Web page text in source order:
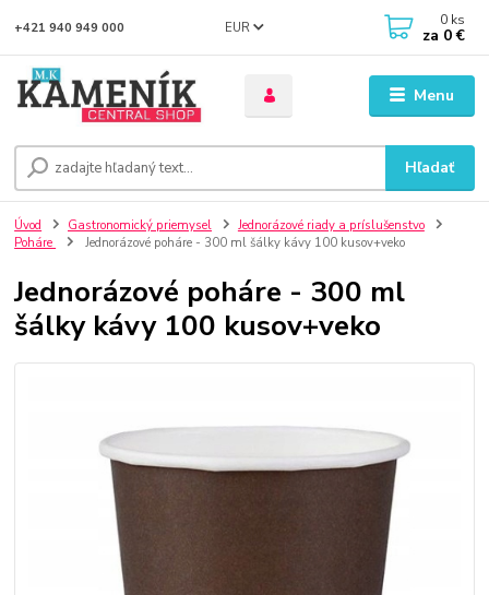
Menu
EUR
Hľadať
+421 940 949 000 0 ks
za 0 €
Úvod Gastronomický priemysel
Jednorázové riady a príslušenstvo
Poháre
Jednorázové poháre - 300 ml šálky kávy 100 kusov+veko
Jednorázové poháre - 300 ml
šálky kávy 100 kusov+veko